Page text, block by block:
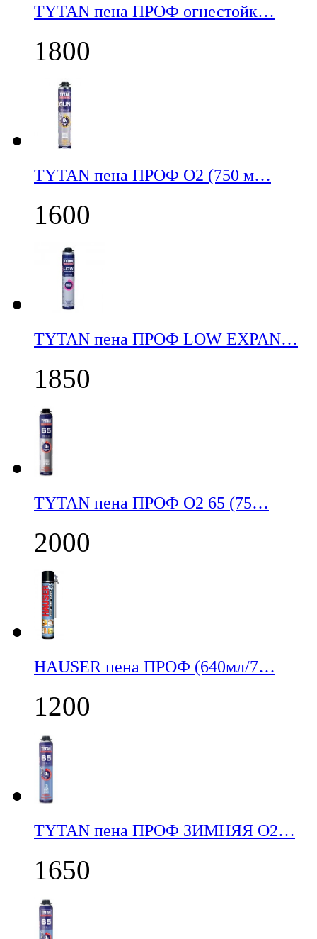
TYTAN пена ПРОФ огнестойк…
1800
TYTAN пена ПРОФ О2 (750 м…
1600
TYTAN пена ПРОФ LOW EXPAN…
1850
TYTAN пена ПРОФ О2 65 (75…
2000
НАUSER пена ПРОФ (640мл/7…
1200
TYTAN пена ПРОФ ЗИМНЯЯ О2…
1650